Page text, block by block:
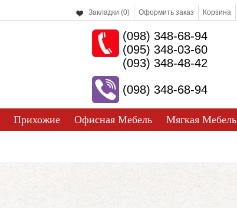
Корзина
Оформить заказ
Закладки (0)
(098) 348-68-94
(095) 348-03-60
(093) 348-48-42
(098) 348-68-94
Прихожие Офисная Мебель Мягкая Мебель